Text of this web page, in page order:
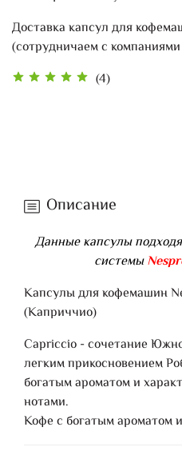
(4)
Доставка капсул для
(сотрудничаем с
Описание
Данные капсулы
системы
Капсулы для кофемашин
(Каприччио)
Capriccio - сочетание
легким прикосновением
богатым ароматом и
нотами.
Кофе с богатым ароматом